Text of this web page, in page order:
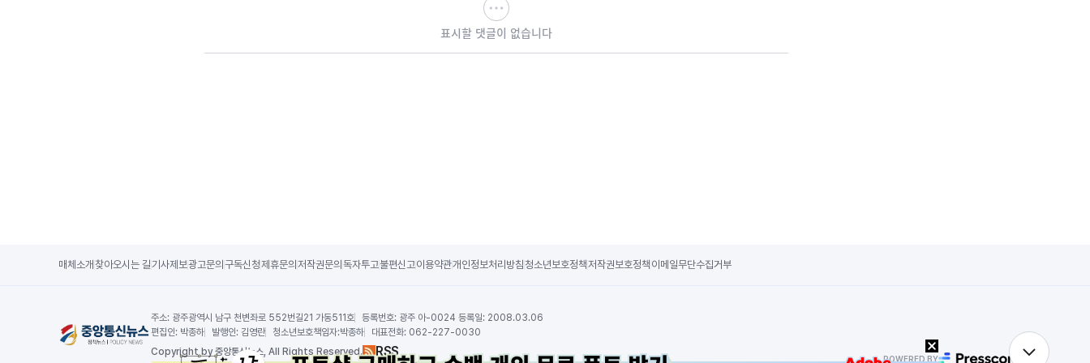
표시할 댓글이 없습니다
매체소개 찾아오시는 길기사제보광고문의 구독신청제휴문의 저작권문의 독자투고불편신고이용약관개인정보처리방침 청소년보호정책저작권보호정책 이메일무단수집거부
주소: 광주광역시 남구 천변좌로 552번길21 가동511호 등록번호: 광주 아-0024 등록일: 2008.03.06
편집인: 박종하 발행인: 김영란 청소년보호책임자:박종하 대표전화: 062-227-0030
Copyright by 중앙통신뉴스, All Rights Reserved. RSS POWERED BY